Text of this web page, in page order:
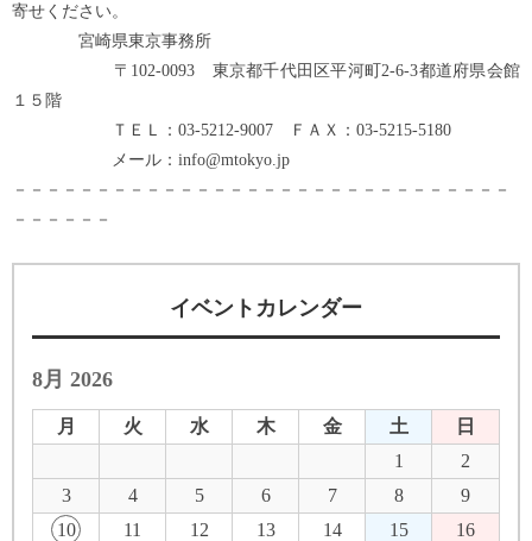
寄せください。
宮崎県東京事務所
〒102-0093 東京都千代田区平河町2-6-3都道府県会館
１５階
ＴＥＬ：03-5212-9007 ＦＡＸ：03-5215-5180
メール：info@mtokyo.jp
－－－－－－－－－－－－－－－－－－－－－－－－－－－－－－
－－－－－－
イベントカレンダー
8月 2026
月 火 水 木 金 土
日
1
2
3
4 5 6 7 8
9
10
11 12 13 14 15
16